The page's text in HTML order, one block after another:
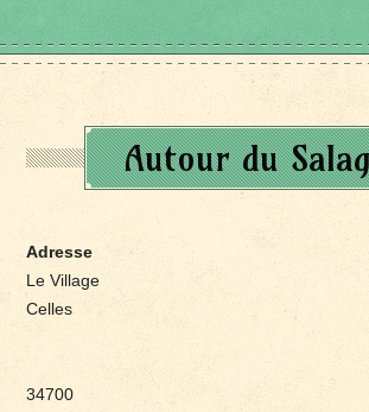
Autour du
Adresse
Le Village
Celles
34700